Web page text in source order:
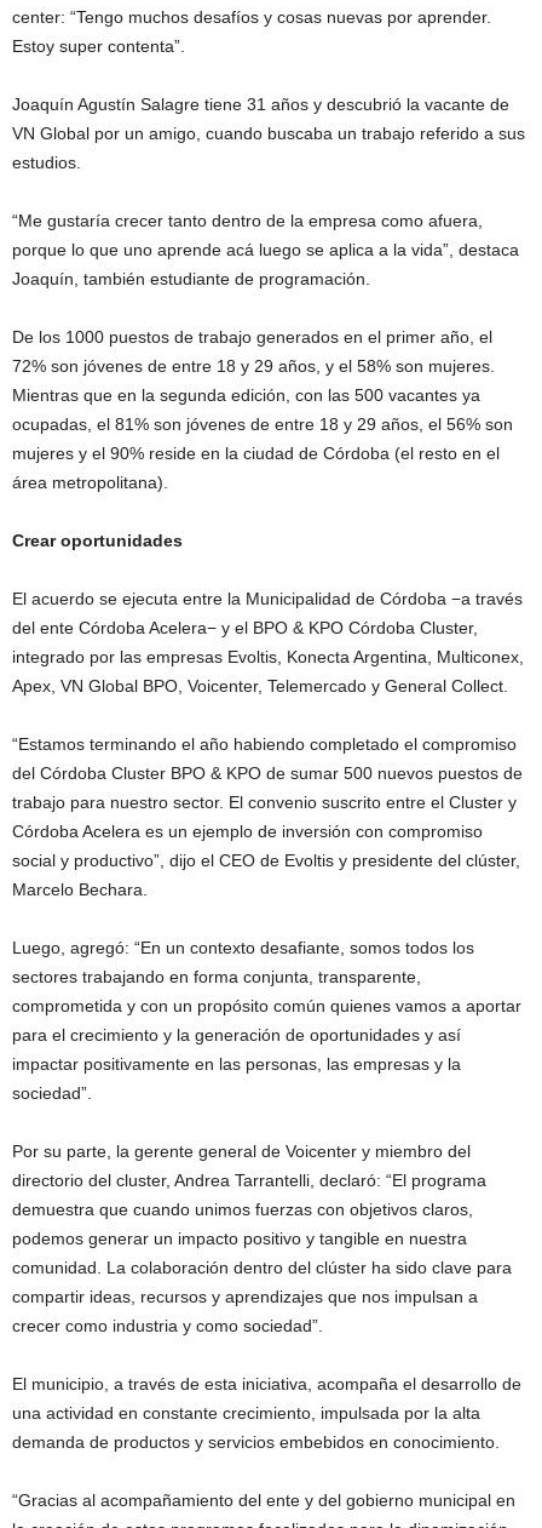
center: “Tengo muchos desafíos y cosas nuevas por aprender.
Estoy super contenta”.
Joaquín Agustín Salagre tiene 31 años y descubrió la vacante de
VN Global por un amigo, cuando buscaba un trabajo referido a sus
estudios.
“Me gustaría crecer tanto dentro de la empresa como afuera,
porque lo que uno aprende acá luego se aplica a la vida”, destaca
Joaquín, también estudiante de programación.
De los 1000 puestos de trabajo generados en el primer año, el
72% son jóvenes de entre 18 y 29 años, y el 58% son mujeres.
Mientras que en la segunda edición, con las 500 vacantes ya
ocupadas, el 81% son jóvenes de entre 18 y 29 años, el 56% son
mujeres y el 90% reside en la ciudad de Córdoba (el resto en el
área metropolitana).
Crear oportunidades
El acuerdo se ejecuta entre la Municipalidad de Córdoba −a través
del ente Córdoba Acelera− y el BPO & KPO Córdoba Cluster,
integrado por las empresas Evoltis, Konecta Argentina, Multiconex,
Apex, VN Global BPO, Voicenter, Telemercado y General Collect.
“Estamos terminando el año habiendo completado el compromiso
del Córdoba Cluster BPO & KPO de sumar 500 nuevos puestos de
trabajo para nuestro sector. El convenio suscrito entre el Cluster y
Córdoba Acelera es un ejemplo de inversión con compromiso
social y productivo”, dijo el CEO de Evoltis y presidente del clúster,
Marcelo Bechara.
Luego, agregó: “En un contexto desafiante, somos todos los
sectores trabajando en forma conjunta, transparente,
comprometida y con un propósito común quienes vamos a aportar
para el crecimiento y la generación de oportunidades y así
impactar positivamente en las personas, las empresas y la
sociedad”.
Por su parte, la gerente general de Voicenter y miembro del
directorio del cluster, Andrea Tarrantelli, declaró: “El programa
demuestra que cuando unimos fuerzas con objetivos claros,
podemos generar un impacto positivo y tangible en nuestra
comunidad. La colaboración dentro del clúster ha sido clave para
compartir ideas, recursos y aprendizajes que nos impulsan a
crecer como industria y como sociedad”.
El municipio, a través de esta iniciativa, acompaña el desarrollo de
una actividad en constante crecimiento, impulsada por la alta
demanda de productos y servicios embebidos en conocimiento.
“Gracias al acompañamiento del ente y del gobierno municipal en